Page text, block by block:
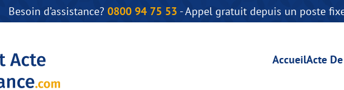
Besoin d’assistance? 0800 94 75 53 - Appel gratuit depuis un poste
AccueilActe